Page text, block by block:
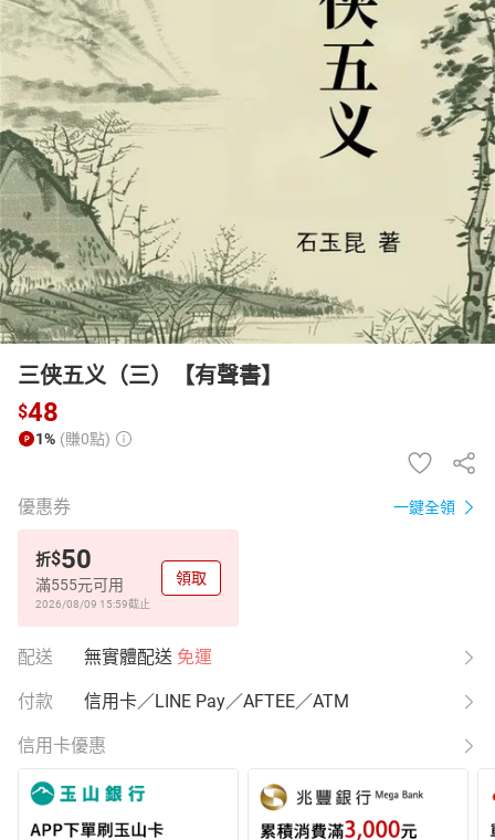
女裝 男裝 化妝保養 情趣用品
日本購物
三侠五义（三）【有聲書】
$48
1% (賺0點)
優惠券 一鍵全領
折$50
滿555元可用
2026/08/09 15:59截止
領取
配送 無實體配送 免運
付款 信用卡／LINE Pay／AFTEE／ATM
信用卡優惠